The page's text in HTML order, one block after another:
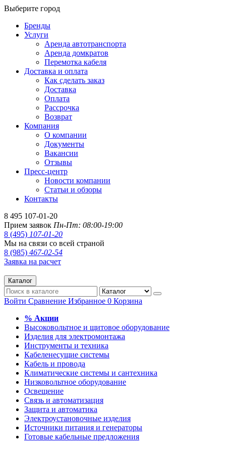
Выберите город
Бренды
Услуги
Аренда автотранспорта
Аренда домкратов
Перемотка кабеля
Доставка и оплата
Как сделать заказ
Доставка
Оплата
Рассрочка
Возврат
Компания
О компании
Документы
Вакансии
Отзывы
Пресс-центр
Новости компании
Статьи и обзоры
Контакты
8 495 107-01-20
Прием заявок Пн-Пт: 08:00-19:00
8 (495) 107-01-20
Мы на связи со всей страной
8 (985) 467-02-54
Заявка на расчет
Каталог
Войти Сравнение Избранное 0 Корзина
% Акции
Высоковольтное и щитовое оборудование
Изделия для электромонтажа
Инструменты и техника
Кабеленесущие системы
Кабель и провода
Климатические системы и сантехника
Низковольтное оборудование
Освещение
Связь и автоматизация
Защита и автоматика
Электроустановочные изделия
Источники питания и генераторы
Готовые кабельные предложения